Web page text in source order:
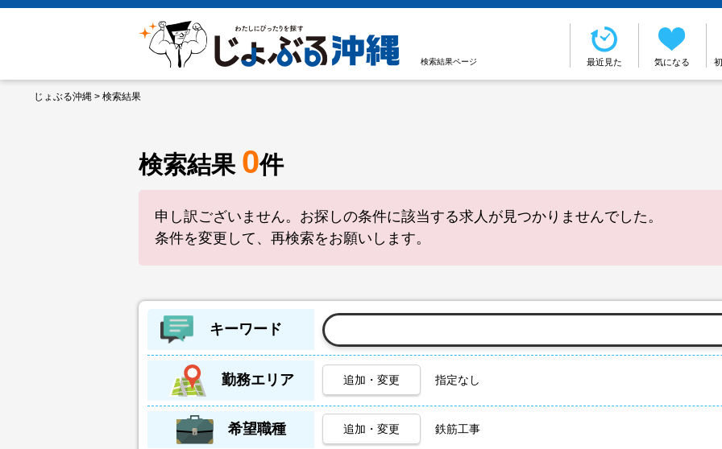
検索結果ページ 最近見た 気になる
じょぶる沖縄 > 検索結果
検索結果 0件
申し訳ございません。お探しの条件に該当する求人が見つかりませんでした。
条件を変更して、再検索をお願いします。
キーワード
勤務エリア 追加・変更 指定なし
希望職種 追加・変更 鉄筋工事